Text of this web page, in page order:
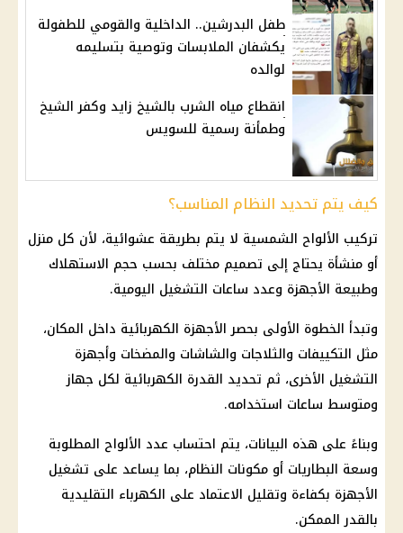
طفل البدرشين.. الداخلية والقومي للطفولة
يكشفان الملابسات وتوصية بتسليمه
لوالده
انقطاع مياه الشرب بالشيخ زايد وكفر الشيخ
وطمأنة رسمية للسويس
كيف يتم تحديد النظام المناسب؟
تركيب الألواح الشمسية لا يتم بطريقة عشوائية، لأن كل منزل
أو منشأة يحتاج إلى تصميم مختلف بحسب حجم الاستهلاك
وطبيعة الأجهزة وعدد ساعات التشغيل اليومية.
وتبدأ الخطوة الأولى بحصرالأجهزة الكهربائية داخل المكان،
مثل التكييفات والثلاجات والشاشات والمضخات وأجهزة
التشغيل الأخرى، ثم تحديد القدرة الكهربائية لكل جهاز
ومتوسط ساعات استخدامه.
وبناءً على هذه البيانات، يتم احتساب عدد الألواح المطلوبة
وسعة البطاريات أو مكونات النظام، بما يساعد على تشغيل
الأجهزة بكفاءة وتقليل الاعتماد على الكهرباء التقليدية
بالقدر الممكن.